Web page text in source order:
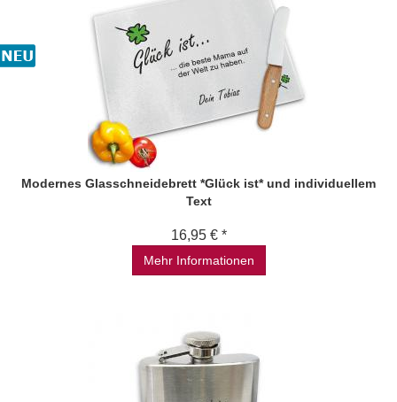
Modernes Glasschneidebrett *Glück ist* und individuellem
Text
16,95 € *
Mehr Informationen